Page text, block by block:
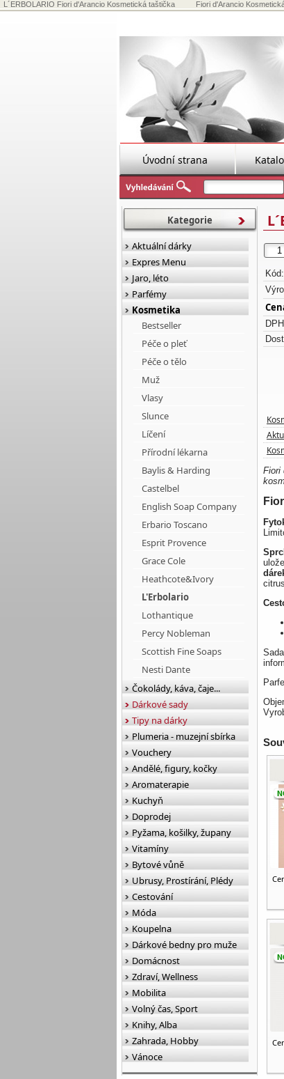
L´ERBOLARIO Fiori d'Arancio Kosmetická taštička Fiori d'Arancio
Úvodní strana
Kód:
Fiori
Kategorie
Aktuální dárky
Expres Menu
Jaro, léto
Parfémy
Kosmetika
Bestseller
Péče o pleť
Péče o tělo
Muž
Vlasy
Slunce
Líčení
Přírodní lékarna
Baylis & Harding
Castelbel
English Soap Company
Erbario Toscano
Esprit Provence
Grace Cole
Heathcote&Ivory
L'Erbolario
Lothantique
Percy Nobleman
Scottish Fine Soaps
Nesti Dante
Čokolády, káva, čaje...
Dárkové sady
Tipy na dárky
Plumeria - muzejní sbírka
Vouchery
Andělé, figury, kočky
Aromaterapie
Kuchyň
Doprodej
Pyžama, košilky, župany
Vitamíny
Bytové vůně
Ubrusy, Prostírání, Plédy
Cestování
Móda
Koupelna
Dárkové bedny pro muže
Domácnost
Zdraví, Wellness
Mobilita
Volný čas, Sport
Knihy, Alba
Zahrada, Hobby
Vánoce